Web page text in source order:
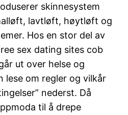
skinnesystem
lavtløft, høytløft og
Hos en stor del av
sex dating sites cob
ut over helse og
lese om regler og vilkår
nederst. Då
til å drepe